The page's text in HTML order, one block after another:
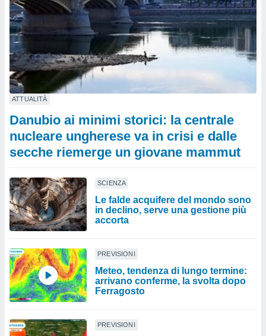
ATTUALITÀ
Danubio ai minimi storici: la centrale
nucleare ungherese va in crisi e dalle
secche riemerge un giovane mammut
SCIENZA
Le falde acquifere del mondo sono
in declino, serve una gestione più
accorta
PREVISIONI
Meteo, tendenza di lungo termine:
arrivano conferme, la svolta dopo
Ferragosto
PREVISIONI